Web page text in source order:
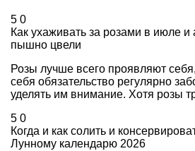
5 0
Как ухаживать за розами в июле и
пышно цвели
Розы лучше всего проявляют
себя обязательство регулярно
уделять им внимание. Хотя розы
5 0
Когда и как солить и
Лунному календарю 2026